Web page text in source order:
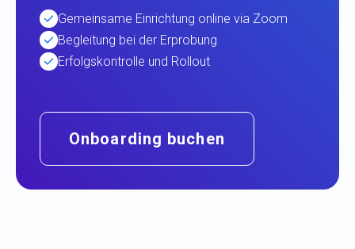
Gemeinsame Einrichtung online via Zoom
Begleitung bei der Erprobung
Erfolgskontrolle und Rollout
Onboarding buchen